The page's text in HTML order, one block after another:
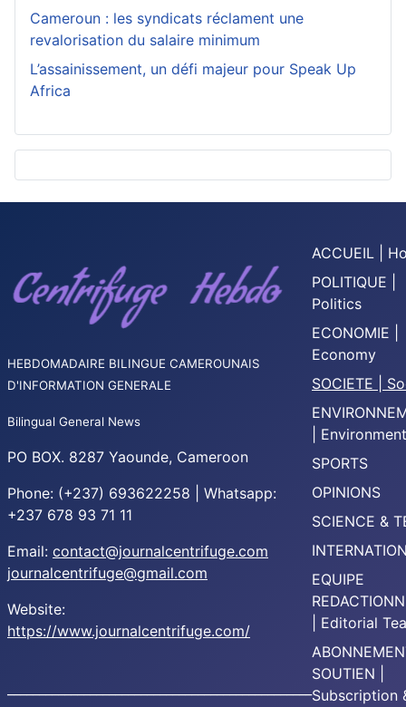
Cameroun : les syndicats réclament une
revalorisation du salaire minimum
L’assainissement, un défi majeur pour Speak Up
Africa
HEBDOMADAIRE BILINGUE CAMEROUNAIS
D'INFORMATION GENERALE
Bilingual General News
PO BOX. 8287 Yaounde, Cameroon
Phone: (+237) 693622258 | Whatsapp:
+237 678 93 71 11
Email: contact@journalcentrifuge.com
journalcentrifuge@gmail.com
Website:
https://www.journalcentrifuge.com/
ACCUEIL |
POLITIQUE |
Politics
ECONOMIE |
Economy
SOCIETE |
| Environment
SPORTS
OPINIONS
SCIENCE &
EQUIPE
| Editorial
SOUTIEN |
Subscription